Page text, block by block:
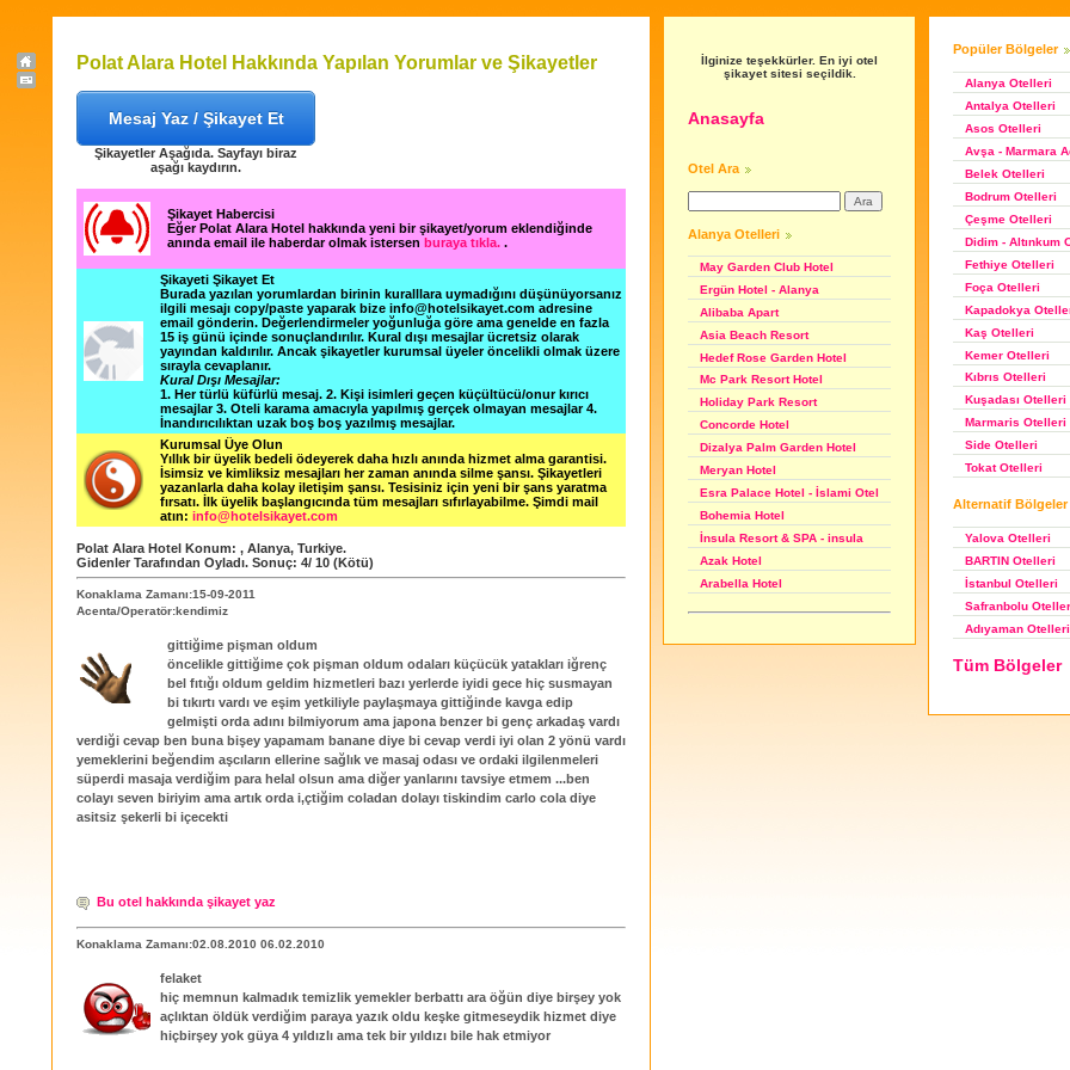
Polat Alara Hotel Hakkında Yapılan Yorumlar ve Şikayetler
Mesaj Yaz / Şikayet Et
Şikayetler Aşağıda. Sayfayı biraz
aşağı kaydırın.
Şikayet Habercisi
Eğer Polat Alara Hotel hakkında yeni bir şikayet/yorum eklendiğinde
anında email ile haberdar olmak istersen buraya tıkla. .
Şikayeti Şikayet Et
Burada yazılan yorumlardan birinin kuralllara uymadığını düşünüyorsanız
ilgili mesajı copy/paste yaparak bize info@hotelsikayet.com adresine
email gönderin. Değerlendirmeler yoğunluğa göre ama genelde en fazla
15 iş günü içinde sonuçlandırılır. Kural dışı mesajlar ücretsiz olarak
yayından kaldırılır. Ancak şikayetler kurumsal üyeler öncelikli olmak üzere
sırayla cevaplanır.
Kural Dışı Mesajlar:
1. Her türlü küfürlü mesaj. 2. Kişi isimleri geçen küçültücü/onur kırıcı
mesajlar 3. Oteli karama amacıyla yapılmış gerçek olmayan mesajlar 4.
İnandırıcılıktan uzak boş boş yazılmış mesajlar.
Kurumsal Üye Olun
Yıllık bir üyelik bedeli ödeyerek daha hızlı anında hizmet alma garantisi.
İsimsiz ve kimliksiz mesajları her zaman anında silme şansı. Şikayetleri
yazanlarla daha kolay iletişim şansı. Tesisiniz için yeni bir şans yaratma
fırsatı. İlk üyelik başlangıcında tüm mesajları sıfırlayabilme. Şimdi mail
atın: info@hotelsikayet.com
Polat Alara Hotel Konum: , Alanya, Turkiye.
Gidenler Tarafından Oyladı. Sonuç: 4/ 10 (Kötü)
Konaklama Zamanı:15-09-2011
Acenta/Operatör:kendimiz
gittiğime pişman oldum
öncelikle gittiğime çok pişman oldum odaları küçücük yatakları iğrenç
bel fıtığı oldum geldim hizmetleri bazı yerlerde iyidi gece hiç susmayan
bi tıkırtı vardı ve eşim yetkiliyle paylaşmaya gittiğinde kavga edip
gelmişti orda adını bilmiyorum ama japona benzer bi genç arkadaş vardı
verdiği cevap ben buna bişey yapamam banane diye bi cevap verdi iyi olan 2 yönü vardı
yemeklerini beğendim aşcıların ellerine sağlık ve masaj odası ve ordaki ilgilenmeleri
süperdi masaja verdiğim para helal olsun ama diğer yanlarını tavsiye etmem ...ben
colayı seven biriyim ama artık orda i,çtiğim coladan dolayı tiskindim carlo cola diye
asitsiz şekerli bi içecekti
Bu otel hakkında şikayet yaz
Konaklama Zamanı:02.08.2010 06.02.2010
felaket
hiç memnun kalmadık temizlik yemekler berbattı ara öğün diye birşey yok
açlıktan öldük verdiğim paraya yazık oldu keşke gitmeseydik hizmet diye
hiçbirşey yok güya 4 yıldızlı ama tek bir yıldızı bile hak etmiyor
İlginize teşekkürler. En iyi otel
şikayet sitesi seçildik.
Anasayfa
Otel Ara
Alanya Otelleri
May Garden Club Hotel
Ergün Hotel - Alanya
Alibaba Apart
Asia Beach Resort
Hedef Rose Garden Hotel
Mc Park Resort Hotel
Holiday Park Resort
Concorde Hotel
Dizalya Palm Garden Hotel
Meryan Hotel
Esra Palace Hotel - İslami Otel
Bohemia Hotel
İnsula Resort & SPA - insula
Azak Hotel
Arabella Hotel
Popüler Bölgeler
Alanya Otelleri
Antalya Otelleri
Asos Otelleri
Avşa - Marmara
Belek Otelleri
Bodrum Otelleri
Çeşme Otelleri
Didim - Altınkum
Fethiye Otelleri
Foça Otelleri
Kapadokya
Kaş Otelleri
Kemer Otelleri
Kıbrıs Otelleri
Kuşadası Otelleri
Marmaris Otelleri
Side Otelleri
Tokat Otelleri
Alternatif Bölgeler
Yalova Otelleri
BARTIN Otelleri
İstanbul Otelleri
Safranbolu
Adıyaman Otelleri
Tüm Bölgeler